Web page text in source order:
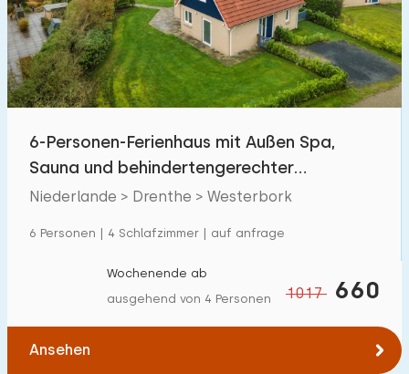
6-Personen-Ferienhaus mit Außen Spa,
Sauna und behindertengerechter
Ausstattung
Niederlande > Drenthe > Westerbork
6 Personen | 4 Schlafzimmer | auf anfrage
1017 660
Wochenende ab
ausgehend von 4 Personen
Ansehen